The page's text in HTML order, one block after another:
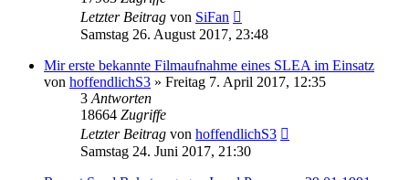
Letzter Beitrag von SiFan
Samstag 26. August 2017, 23:48
Mir erste bekannte Filmaufnahme eines SLEA im Einsatz
von hoffendlichS3 » Freitag 7. April 2017, 12:35
3 Antworten
18664 Zugriffe
Letzter Beitrag von hoffendlichS3
Samstag 24. Juni 2017, 21:30